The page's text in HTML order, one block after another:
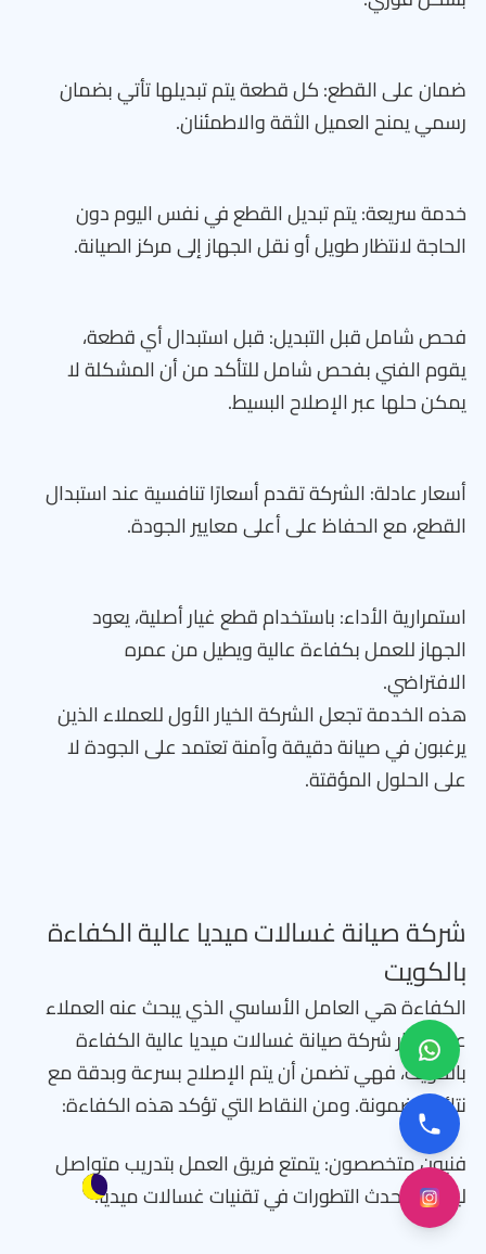
ضمان على القطع: كل قطعة يتم تبديلها تأتي بضمان
رسمي يمنح العميل الثقة والاطمئنان.
خدمة سريعة: يتم تبديل القطع في نفس اليوم دون
الحاجة لانتظار طويل أو نقل الجهاز إلى مركز الصيانة.
فحص شامل قبل التبديل: قبل استبدال أي قطعة،
يقوم الفني بفحص شامل للتأكد من أن المشكلة لا
يمكن حلها عبر الإصلاح البسيط.
أسعار عادلة: الشركة تقدم أسعارًا تنافسية عند استبدال
القطع، مع الحفاظ على أعلى معايير الجودة.
استمرارية الأداء: باستخدام قطع غيار أصلية، يعود
الجهاز للعمل بكفاءة عالية ويطيل من عمره
الافتراضي.
هذه الخدمة تجعل الشركة الخيار الأول للعملاء الذين
يرغبون في صيانة دقيقة وآمنة تعتمد على الجودة لا
على الحلول المؤقتة.
شركة صيانة غسالات ميديا عالية الكفاءة
بالكويت
الكفاءة هي العامل الأساسي الذي يبحث عنه العملاء
عند اختيار شركة صيانة غسالات ميديا عالية الكفاءة
بالكويت، فهي تضمن أن يتم الإصلاح بسرعة وبدقة مع
نتائج مضمونة. ومن النقاط التي تؤكد هذه الكفاءة:
فنيون متخصصون: يتمتع فريق العمل بتدريب متواصل
ليواكب أحدث التطورات في تقنيات غسالات ميديا.